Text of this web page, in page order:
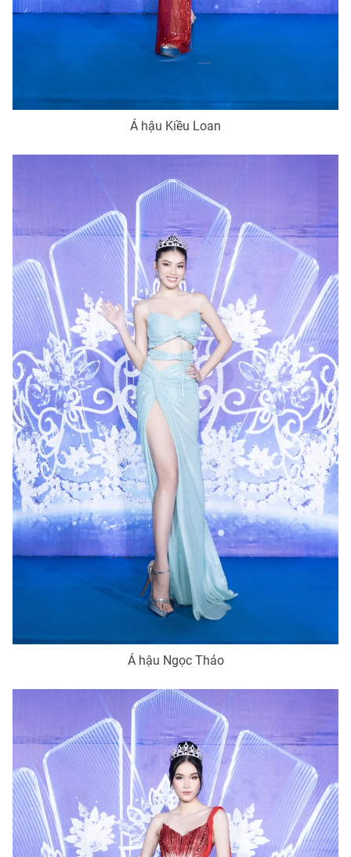
Á hậu Kiều Loan
Á hậu Ngọc Thảo